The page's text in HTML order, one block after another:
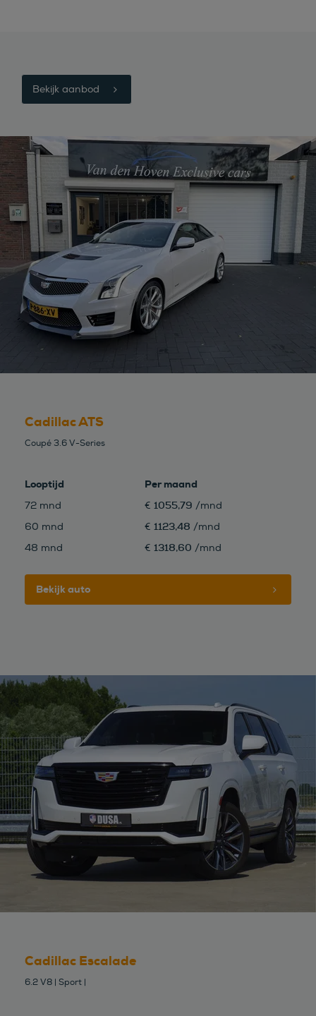
Bekijk aanbod
Cadillac ATS
Coupé 3.6 V-Series
Looptijd Per maand
72 mnd € 1055,79 /mnd
60 mnd
€ 1123,48 /mnd
48 mnd
€ 1318,60 /mnd
Bekijk auto
Cadillac Escalade
6.2 V8 | Sport |